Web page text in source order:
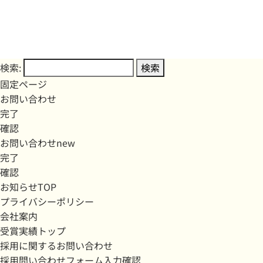
検索:
固定ページ
お問い合わせ
完了
確認
お問い合わせnew
完了
確認
お知らせTOP
プライバシーポリシー
会社案内
受賞実績トップ
採用に関するお問い合わせ
採用問い合わせフォーム入力確認